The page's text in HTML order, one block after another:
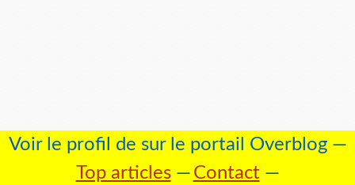
Voir le profil de sur le portail Overblog
Top articles
Contact